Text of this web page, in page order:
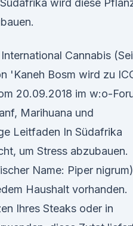
wird diese
Cannabis
'Kaneh Bosm wird zu
20.09.2018 im w:o-
Marihuana und
Leitfaden In Südafrika
um Stress abzubauen.
Name: Piper nigrum)
Haushalt vorhanden.
Ihres Steaks oder in